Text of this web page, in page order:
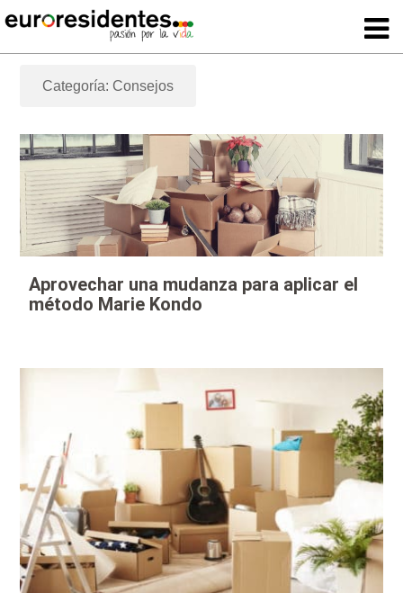
Categoría: Consejos
Aprovechar una mudanza para aplicar el
método Marie Kondo